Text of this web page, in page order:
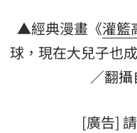
▲經典漫畫《灌籃
球，現在大兒子也
／翻攝
[廣告]